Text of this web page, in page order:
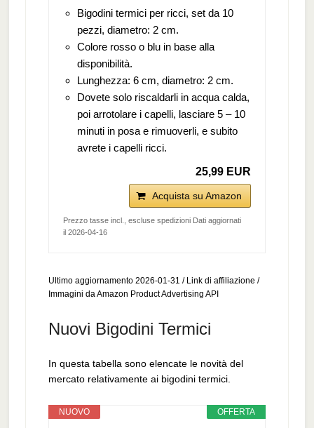
Bigodini termici per ricci, set da 10
pezzi, diametro: 2 cm.
Colore rosso o blu in base alla
disponibilità.
Lunghezza: 6 cm, diametro: 2 cm.
Dovete solo riscaldarli in acqua calda,
poi arrotolare i capelli, lasciare 5 – 10
minuti in posa e rimuoverli, e subito
avrete i capelli ricci.
25,99 EUR
Acquista su Amazon
Prezzo tasse incl., escluse spedizioni Dati aggiornati
il 2026-04-16
Ultimo aggiornamento 2026-01-31 / Link di affiliazione /
Immagini da Amazon Product Advertising API
Nuovi Bigodini Termici
In questa tabella sono elencate le novità del
mercato relativamente ai bigodini termici.
OFFERTA
NUOVO